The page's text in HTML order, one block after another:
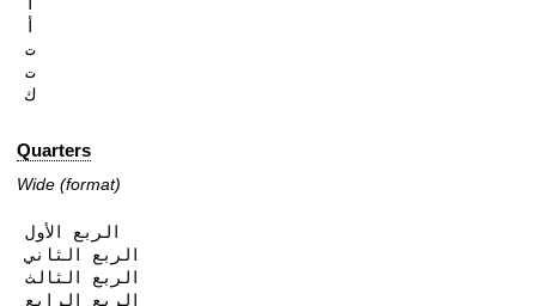
آ
أ
ت
ت
ك
Quarters
Wide (format)
الربع الأول
الربع الثاني
الربع الثالث
الربع الرابع